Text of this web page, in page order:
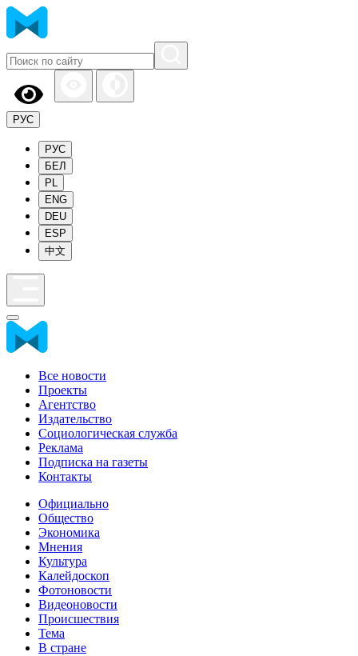
РУС
РУС
БЕЛ
PL
ENG
DEU
ESP
中文
Все новости
Проекты
Агентство
Издательство
Социологическая служба
Реклама
Подписка на газеты
Контакты
Официально
Общество
Экономика
Мнения
Культура
Калейдоскоп
Фотоновости
Видеоновости
Происшествия
Тема
В стране